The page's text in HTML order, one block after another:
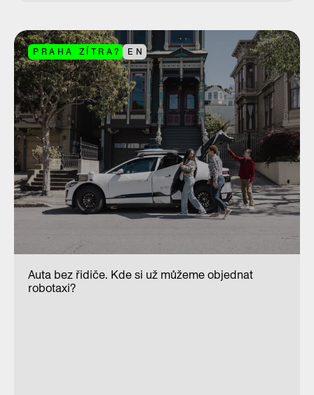
PRAHA ZÍTRA? EN
Auta bez řidiče. Kde si už můžeme objednat
robotaxi?